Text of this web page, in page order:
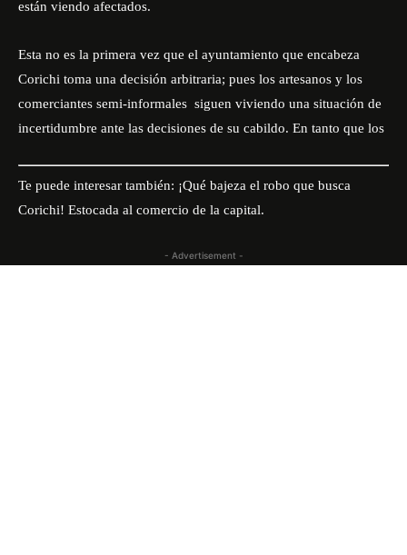
están viendo afectados.
Esta no es la primera vez que el ayuntamiento que encabeza
Corichi toma una decisión arbitraria; pues los artesanos y los
comerciantes semi-informales siguen viviendo una situación de
incertidumbre ante las decisiones de su cabildo. En tanto que los
Te puede interesar también: ¡Qué bajeza el robo que busca
Corichi! Estocada al comercio de la capital.
- Advertisement -